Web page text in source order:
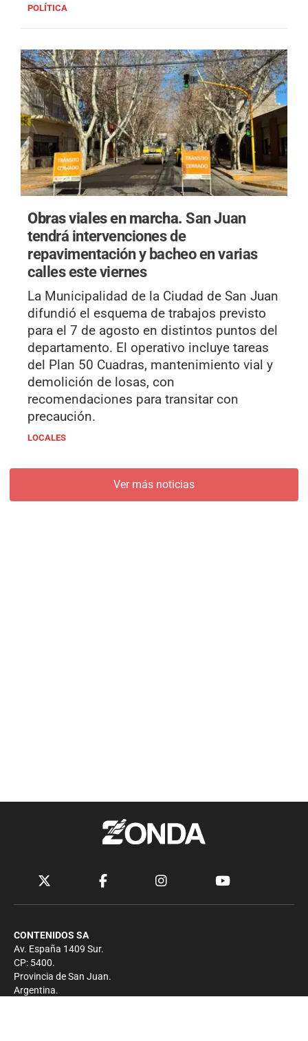
POLÍTICA
Obras viales en marcha.San Juan
tendrá intervenciones de
repavimentación y bacheo en varias
calles este viernes
La Municipalidad de la Ciudad de San Juan
difundió el esquema de trabajos previsto
para el 7 de agosto en distintos puntos del
departamento. El operativo incluye tareas
del Plan 50 Cuadras, mantenimiento vial y
demolición de losas, con
recomendaciones para transitar con
precaución.
LOCALES
Ver más noticias
CONTENIDOS SA
Av. España 1409 Sur.
CP: 5400.
Provincia de San Juan.
Argentina.